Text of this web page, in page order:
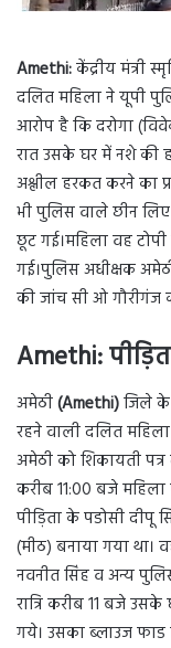
Amethi:केंद्रीय मंत्री
दलित महिला ने यूपी
आरोप है कि दरोगा
रात उसके घर में नशे की
अश्लील हरकत करने का
भी पुलिस वाले छीन
छूट गई।महिला वह
गई।पुलिस अधीक्षक
की जांच सी ओ गौरीगंज
Amethi:
अमेठी(Amethi)जिले के
रहने वाली दलित
अमेठी को शिकायती
करीब 11:00 बजे
पीड़िता के पडोसी दीपू
(मीठ) बनाया गया था।
नवनीत सिंह व अन्य
रात्रि करीब 11 बजे
गये। उसका ब्लाउज